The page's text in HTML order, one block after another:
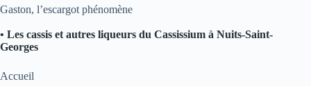
Gaston, l’escargot phénomène
• Les cassis et autres liqueurs du Cassissium à Nuits-Saint-
Georges
Accueil